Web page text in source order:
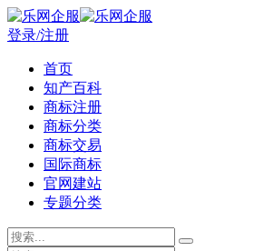
登录/注册
首页
知产百科
商标注册
商标分类
商标交易
国际商标
官网建站
专题分类